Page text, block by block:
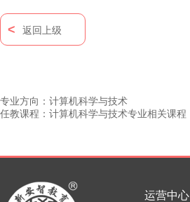
< 返回上级
专业方向：计算机科学与技术
任教课程：计算机科学与技术专业相关课程
运营中心